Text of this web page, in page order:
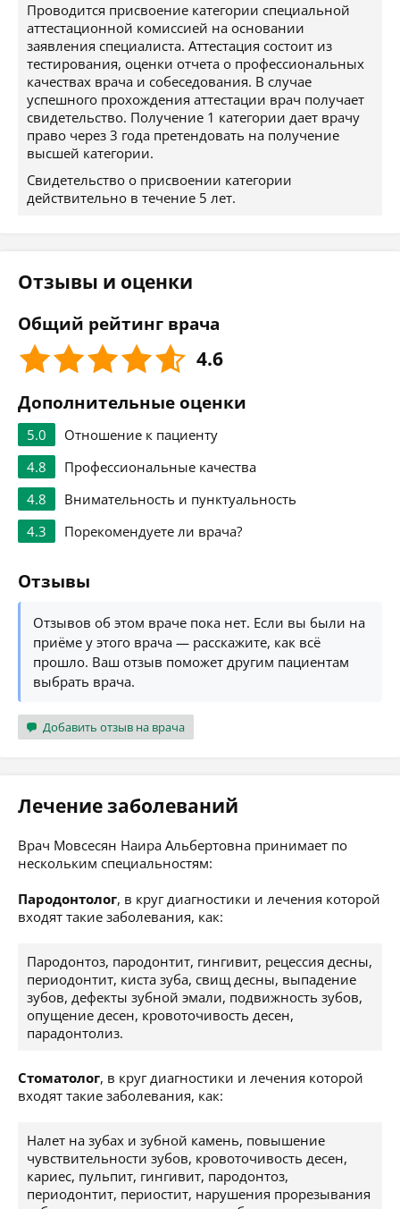
Проводится присвоение категории специальной
аттестационной комиссией на основании
заявления специалиста. Аттестация состоит из
тестирования, оценки отчета о профессиональных
качествах врача и собеседования. В случае
успешного прохождения аттестации врач получает
свидетельство. Получение 1 категории дает врачу
право через 3 года претендовать на получение
высшей категории.
Свидетельство о присвоении категории
действительно в течение 5 лет.
Отзывы и оценки
Общий рейтинг врача
4.6
Дополнительные оценки
5.0
Отношение к пациенту
4.8
Профессиональные качества
4.8
Внимательность и пунктуальность
4.3
Порекомендуете ли врача?
Отзывы
Отзывов об этом враче пока нет. Если вы были на
приёме у этого врача — расскажите, как всё
прошло. Ваш отзыв поможет другим пациентам
выбрать врача.
Добавить отзыв на врача
Лечение заболеваний
Врач Мовсесян Наира Альбертовна принимает по
нескольким специальностям:
Пародонтолог, в круг диагностики и лечения которой
входят такие заболевания, как:
Пародонтоз, пародонтит, гингивит, рецессия десны,
периодонтит, киста зуба, свищ десны, выпадение
зубов, дефекты зубной эмали, подвижность зубов,
опущение десен, кровоточивость десен,
парадонтолиз.
Стоматолог, в круг диагностики и лечения которой
входят такие заболевания, как:
Налет на зубах и зубной камень, повышение
чувствительности зубов, кровоточивость десен,
кариес, пульпит, гингивит, пародонтоз,
периодонтит, периостит, нарушения прорезывания